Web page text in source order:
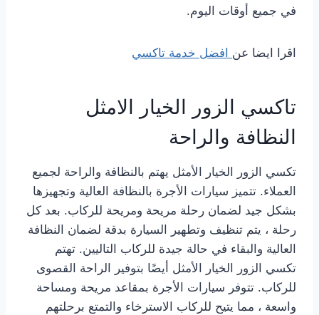
في جميع أوقات اليوم.
اقرا ايضا عن افضل خدمة تاكسي
تاكسي الزور الخيار الامثل
النظافة والراحة
تكسي الزور الخيار الأمثل يهتم بالنظافة والراحة لجميع
العملاء. تتميز سيارات الأجرة بالنظافة العالية وتجهيزها
بشكل جيد لضمان رحلة مريحة ومريحة للركاب. بعد كل
رحلة ، يتم تنظيف وتطهير السيارة بدقة لضمان النظافة
العالية والبقاء في حالة جيدة للركاب التاليين. تهتم
تكسي الزور الخيار الأمثل أيضًا بتوفير الراحة القصوى
للركاب. تتوفر سيارات الأجرة بمقاعد مريحة ومساحة
واسعة ، مما يتيح للركاب الاسترخاء والتمتع برحلتهم